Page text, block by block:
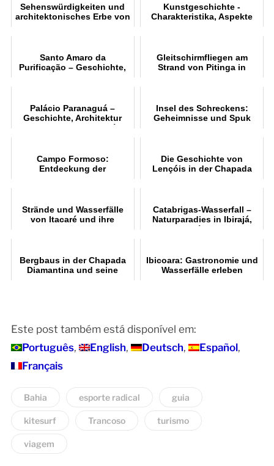
Sehenswürdigkeiten und
architektonisches Erbe von
Kunstgeschichte -
Charakteristika, Aspekte
Santo Amaro da
Purificação – Geschichte,
Gleitschirmfliegen am
Strand von Pitinga in
Palácio Paranaguá –
Geschichte, Architektur
und Besichtigung | Ilhéus
Insel des Schreckens:
Geheimnisse und Spuk
Campo Formoso:
Entdeckung der
Die Geschichte von
Lençóis in der Chapada
Strände und Wasserfälle
von Itacaré und ihre
Catabrigas-Wasserfall –
Naturparadies in Ibirajá,
Itanhém (BA)
Bergbaus in der Chapada
Diamantina und seine
Ibicoara: Gastronomie und
Wasserfälle erleben
Este post também está disponível em:
Português
English Deutsch
Español
Français
Bahia esporte radical guia
kitesurf Trancoso turismo
viagem